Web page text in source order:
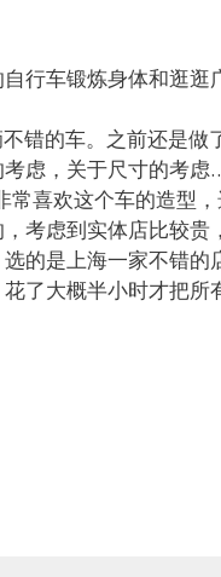
行车锻炼身体和逛逛
错的车。之前还是做
虑，关于尺寸的考
喜欢这个车的造型
考虑到实体店比较贵
的是上海一家不错的
了大概半小时才把所